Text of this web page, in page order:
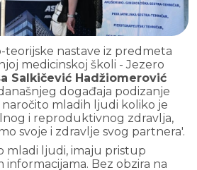
teorijske nastave iz predmeta
medicinskoj školi - Jezero
Salkičević Hadžiomerović
događaja podizanje
naročito mladih ljudi koliko je
i reproduktivnog zdravlja,
svoje i zdravlje svog partnera'.
mladi ljudi, imaju pristup
Bez obzira na